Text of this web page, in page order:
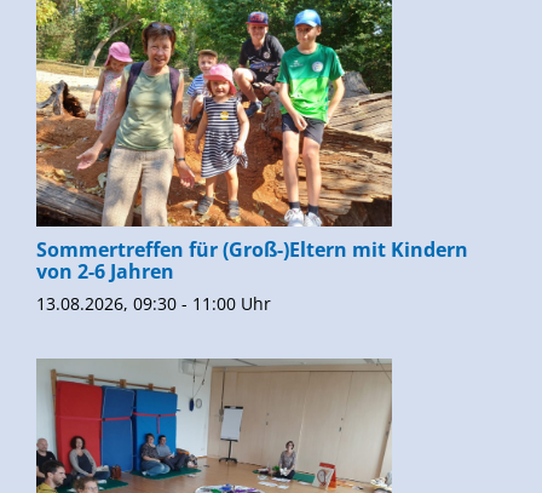
Sommertreffen für (Groß-)Eltern mit Kindern
von 2-6 Jahren
13.08.2026, 09:30 - 11:00 Uhr